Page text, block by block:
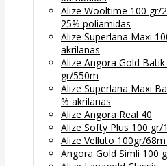
Alize Wooltime 100 gr/
25% poliamidas
Alize Superlana Maxi
akrilanas
Alize Angora Gold
gr/550m
Alize Superlana Maxi
% akrilanas
Alize Angora Real 40
Alize Softy Plus 100
Alize Velluto 100gr/
Angora Gold Simli 100